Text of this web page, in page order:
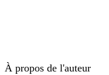
À propos de l'auteur